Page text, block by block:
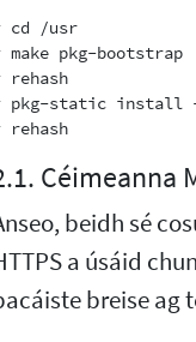
cd /usr
make pkg-bootstrap
rehash
pkg-static install
# rehash
Céimeanna
beidh sé
a úsáid
breise ag